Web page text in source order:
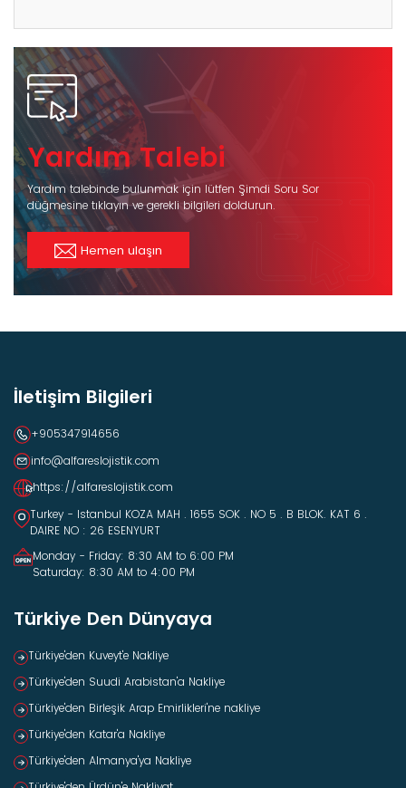
Yardım Talebi
Yardım talebinde bulunmak için lütfen Şimdi Soru Sor
düğmesine tıklayın ve gerekli bilgileri doldurun.
Hemen ulaşın
İletişim Bilgileri
+905347914656
info@alfareslojistik.com
https://alfareslojistik.com
Turkey - Istanbul KOZA MAH . 1655 SOK . NO 5 . B BLOK. KAT 6 .
DAIRE NO : 26 ESENYURT
Monday - Friday: 8:30 AM to 6:00 PM
Saturday: 8:30 AM to 4:00 PM
Türkiye Den Dünyaya
Türkiye'den Kuveyt'e Nakliye
Türkiye'den Suudi Arabistan'a Nakliye
Türkiye'den Birleşik Arap Emirlikleri'ne nakliye
Türkiye'den Katar'a Nakliye
Türkiye'den Almanya'ya Nakliye